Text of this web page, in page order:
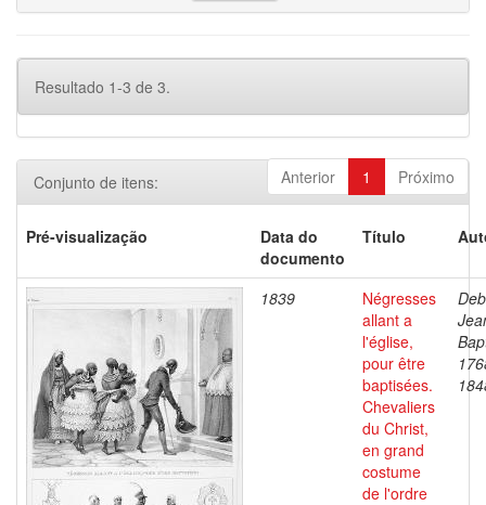
Resultado 1-3 de 3.
Anterior 1 Próximo
Conjunto de itens:
Pré-visualização
Data do
documento
Título
1839
Négresses
allant a
l'église,
pour être
baptisées.
Chevaliers
du Christ,
en grand
costume
de l'ordre